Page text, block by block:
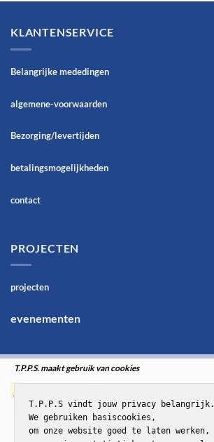
KLANTENSERVICE
Belangrijke mededingen
algemene-voorwaarden
Bezorging/levertijden
betalingsmogelijkheden
contact
PROJECTEN
projecten
evenementen
T.P.P.S. maakt gebruik van cookies
T.P.P.S vindt jouw privacy belangrijk.
We gebruiken basiscookies,
om onze website goed te laten werken,